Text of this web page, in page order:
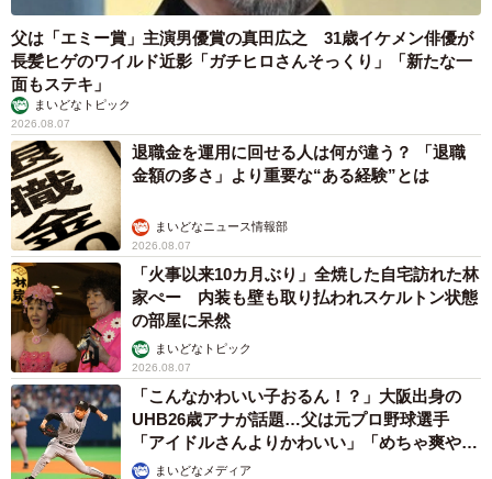
父は「エミー賞」主演男優賞の真田広之 31歳イケメン俳優が
長髪ヒゲのワイルド近影「ガチヒロさんそっくり」「新たな一
面もステキ」
まいどなトピック
2026.08.07
退職金を運用に回せる人は何が違う？ 「退職
金額の多さ」より重要な“ある経験”とは
まいどなニュース情報部
2026.08.07
「火事以来10カ月ぶり」全焼した自宅訪れた林
家ぺー 内装も壁も取り払われスケルトン状態
の部屋に呆然
まいどなトピック
2026.08.07
「こんなかわいい子おるん！？」大阪出身の
UHB26歳アナが話題…父は元プロ野球選手
「アイドルさんよりかわいい」「めちゃ爽や
か」まいどなメディア